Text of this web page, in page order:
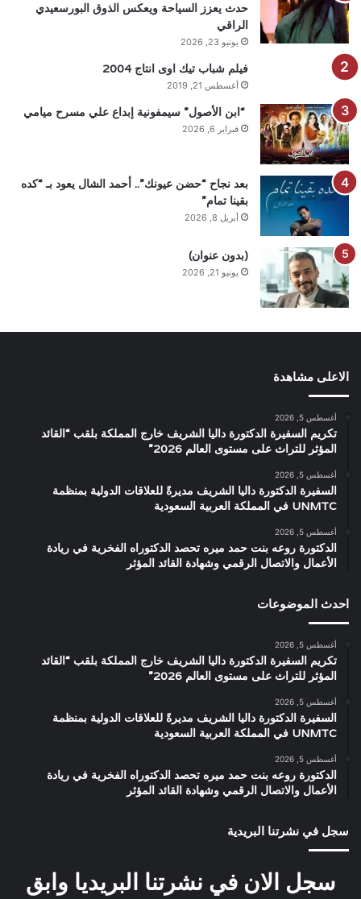
حدث يعزز السياحة ويعكس الذوق البورسعيدي
الراقي
يونيو 23, 2026
فيلم شباب تيك اوى انتاج 2004
أغسطس 21, 2019
“ابن الأصول” سيمفونية إبداع علي مسرح ميامي
فبراير 6, 2026
بعد نجاح “حضن عيونك”.. أحمد الشال يعود بـ “كده
بقينا تمام”
أبريل 8, 2026
(بدون عنوان)
يونيو 21, 2026
الاعلى مشاهدة
أغسطس 5, 2026
تكريم السفيرة الدكتورة داليا الشريف خارج المملكة بلقب “القائد
المؤثر للتراث على مستوى العالم 2026”
أغسطس 5, 2026
السفيرة الدكتورة داليا الشريف مديرةً للعلاقات الدولية بمنظمة
UNMTC في المملكة العربية السعودية
أغسطس 5, 2026
الدكتورة روعه بنت حمد ميره تحصد الدكتوراه الفخرية في ريادة
الأعمال والاتصال الرقمي وشهادة القائد المؤثر
احدث الموضوعات
أغسطس 5, 2026
تكريم السفيرة الدكتورة داليا الشريف خارج المملكة بلقب “القائد
المؤثر للتراث على مستوى العالم 2026”
أغسطس 5, 2026
السفيرة الدكتورة داليا الشريف مديرةً للعلاقات الدولية بمنظمة
UNMTC في المملكة العربية السعودية
أغسطس 5, 2026
الدكتورة روعه بنت حمد ميره تحصد الدكتوراه الفخرية في ريادة
الأعمال والاتصال الرقمي وشهادة القائد المؤثر
سجل في نشرتنا البريدية
سجل الان في نشرتنا البريديا وابق